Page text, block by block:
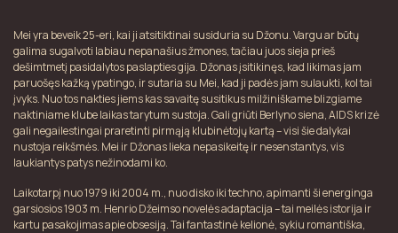
Mei yra beveik 25-eri, kai ji atsitiktinai susiduria su Džonu. Vargu ar būtų
galima sugalvoti labiau nepanašius žmones, tačiau juos sieja prieš
dešimtmetį pasidalytos paslapties gija. Džonas įsitikinęs, kad likimas jam
paruošęs kažką ypatingo, ir sutaria su Mei, kad ji padės jam sulaukti, kol tai
įvyks. Nuo tos nakties jiems kas savaitę susitikus milžiniškame blizgiame
naktiniame klube laikas tarytum sustoja. Gali griūti Berlyno siena, AIDS krizė
gali negailestingai praretinti pirmąją klubinėtojų kartą – visi šie dalykai
nustoja reikšmės. Mei ir Džonas lieka nepasikeitę ir nesenstantys, vis
laukiantys patys nežinodami ko.
Laikotarpį nuo 1979 iki 2004 m., nuo disko iki techno, apimanti ši energinga
garsiosios 1903 m. Henrio Džeimso novelės adaptacija – tai meilės istorija ir
kartu pasakojimas apie obsesiją. Tai fantastinė kelionė, sykiu romantiška,